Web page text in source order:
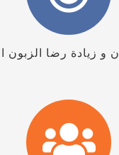
و زيادة رضا الزبون